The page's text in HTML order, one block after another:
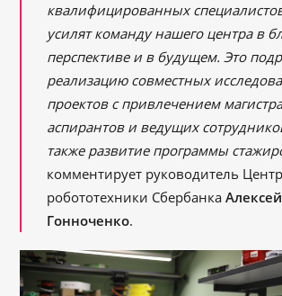
квалифицированных
усилят команду нашего центра в
перспективе и в будущем. Это
реализацию совместных
проектов с привлечением
аспирантов и ведущих
также развитие программы
комментирует руководитель
робототехники СбербанкаАлексей
Гонноченко.